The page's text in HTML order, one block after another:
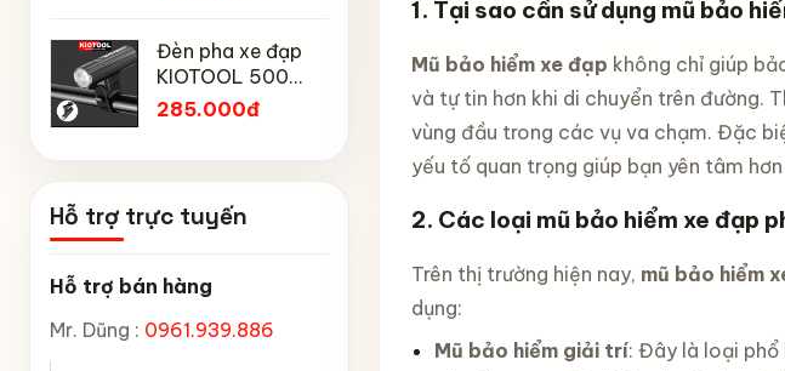
Chống Bụi, Chống
Tia UV, Có Phản
Quang & Lỗ Khóa
Chống Bay
Đèn pha xe đạp
KIOTOOL 500
Lumen chống
285.000đ
Mtp địa hình leo
Chân chống xe
đạp trẻ em
Kiotool đủ size 12
inch -14 inch -16
inch -18 inch -20
inch chắc chắn
45.000đ
Hỗ trợ trực tuyến
Hỗ trợ bán hàng
Mr. Dũng : 0961.939.886
1. Tại sao cần sử dụng mũ bảo
Mũ bảo hiểm xe đạp không chỉ giúp
và tự tin hơn khi di chuyển trên đường.
vùng đầu trong các vụ va chạm. Đặc
yếu tố quan trọng giúp bạn yên tâm
2. Các loại mũ bảo hiểm xe đạp
Trên thị trường hiện nay, mũ bảo hiểm
dụng:
Mũ bảo hiểm giải trí: Đây là loại phổ